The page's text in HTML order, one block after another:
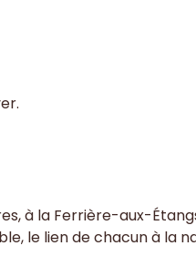
à la Ferrière-aux-
le lien de chacun à la